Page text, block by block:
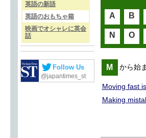
英語の新語
英語のおもちゃ箱
映画でオシャレに英会
話
Follow Us
@japantimes_st
A B
N O
M から始
Moving fast
Making